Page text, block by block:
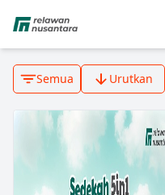
Semua Urutkan